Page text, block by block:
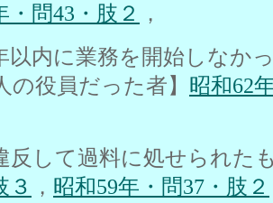
・問43・肢２
，
以内に業務を開始しなか
の役員だった者】 昭和62
反して過料に処せられた
３
， 昭和59年・問37・肢２